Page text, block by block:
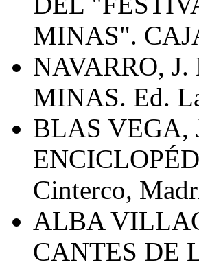
MINAS".
NAVARRO,
MINAS. Ed.
BLAS VEGA,
Cinterco,
ALBA
CANTES DE